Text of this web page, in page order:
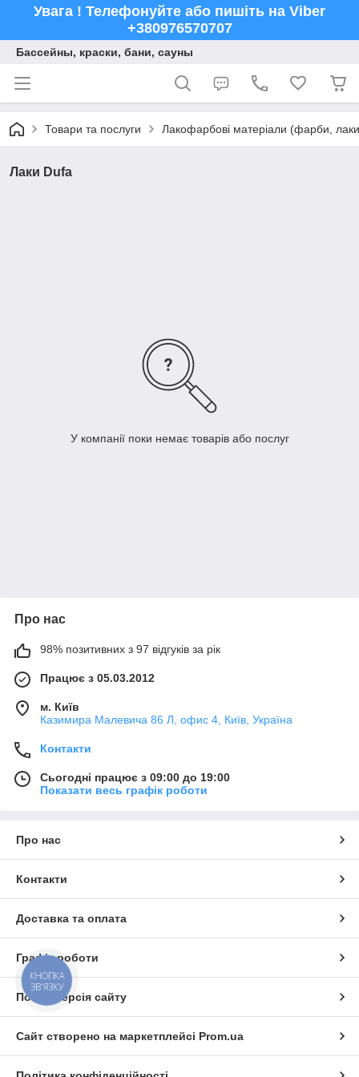
Увага ! Телефонуйте або пишіть на Viber
+380976570707
Бассейны, краски, бани, сауны
Товари та послуги Лакофарбові матеріали (фарби,
Лаки Dufa
У компанії поки немає товарів або послуг
Про нас
98% позитивних з 97 відгуків за рік
Працює з 05.03.2012
м. Київ
Казимира Малевича 86 Л, офис 4, Київ, Україна
Контакти
Сьогодні працює з 09:00 до 19:00
Показати весь графік роботи
Про нас
Контакти
Доставка та оплата
Графік роботи
Повна версія сайту
Сайт створено на маркетплейсі Prom.ua
КНОПКА
ЗВ'ЯЗКУ